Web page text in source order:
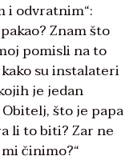
i odvratnim“:
Znam što
pomisli na to
su instalateri
je jedan
što je papa
li to biti? Zar ne
činimo?“